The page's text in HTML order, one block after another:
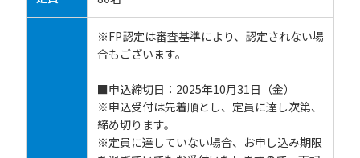
※FP認定は審査基準により、認定されない場
合もございます。
■申込締切日：2025年10月31日（金）
※申込受付は先着順とし、定員に達し次第、
締め切ります。
※定員に達していない場合、お申し込み期限